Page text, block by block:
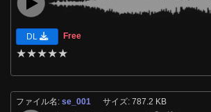
DL Free
★★★★★
ファイル名:se_001 サイズ: 787.2 KB